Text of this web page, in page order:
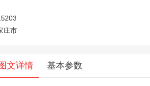
庄市
文详情 基本参数